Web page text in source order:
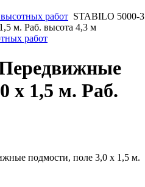
работ STABILO 5000-3
м. Раб. высота 4,3 м
работ
х 1,5 м. Раб.
подмости, поле 3,0 х 1,5 м.